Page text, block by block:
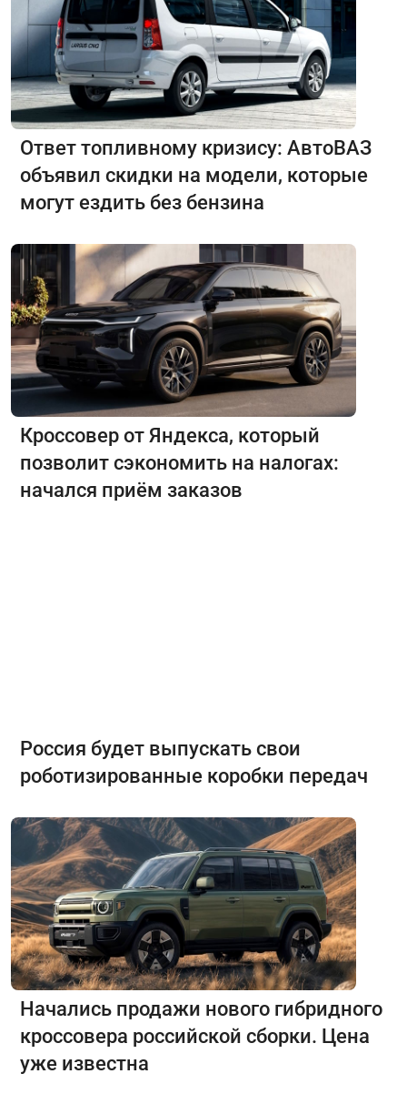
Ответ топливному кризису: АвтоВАЗ
объявил скидки на модели, которые
могут ездить без бензина
Кроссовер от Яндекса, который
позволит сэкономить на налогах:
начался приём заказов
Россия будет выпускать свои
роботизированные коробки передач
Начались продажи нового гибридного
кроссовера российской сборки. Цена
уже известна